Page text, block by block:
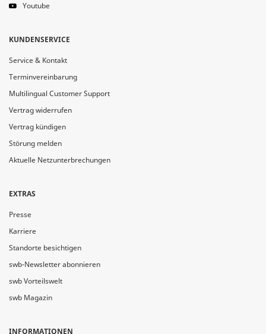
Youtube
KUNDENSERVICE
Service & Kontakt
Terminvereinbarung
Multilingual Customer Support
Vertrag widerrufen
Vertrag kündigen
Störung melden
Aktuelle Netzunterbrechungen
EXTRAS
Presse
Karriere
Standorte besichtigen
swb-Newsletter abonnieren
swb Vorteilswelt
swb Magazin
INFORMATIONEN